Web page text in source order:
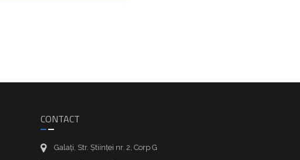
CONTACT
Galați, Str. Științei nr. 2, Corp G